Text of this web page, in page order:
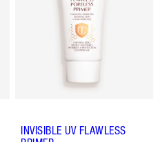
INVISIBLE UV FLAWLESS